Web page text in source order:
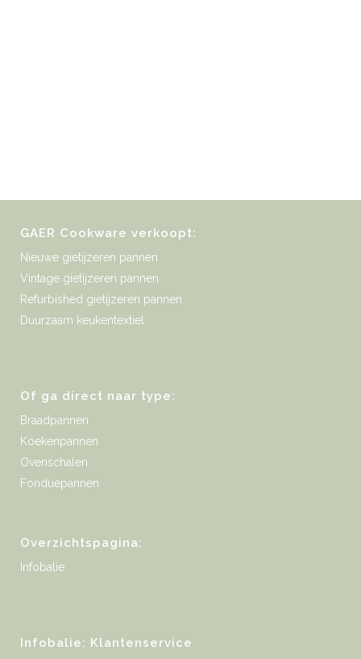
GAER Cookware verkoopt:
Nieuwe gietijzeren pannen
Vintage gietijzeren pannen
Refurbished gietijzeren pannen
Duurzaam keukentextiel
Of ga direct naar type:
Braadpannen
Koekenpannen
Ovenschalen
Fonduepannen
Overzichtspagina:
Infobalie
Infobalie: Klantenservice